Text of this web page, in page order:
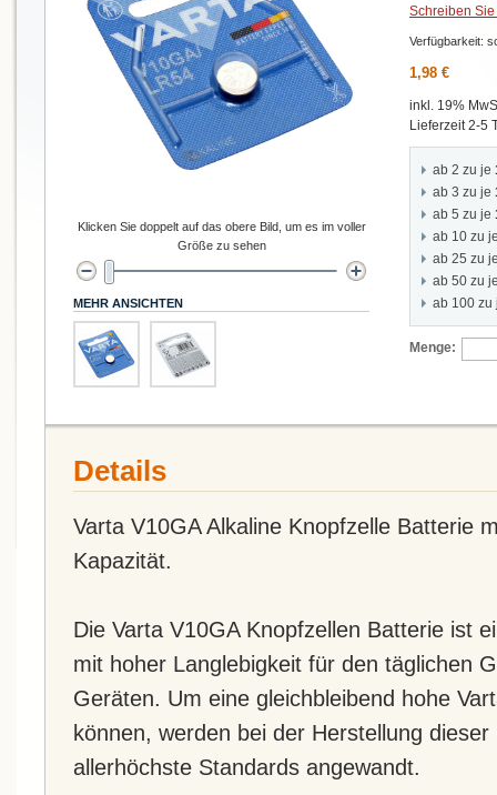
Schreiben
Verfügbarkeit:
1,98 €
inkl. 19%
Lieferzeit 2-5
ab 2 zu je
ab 3 zu je
ab 5 zu je
ab 10 zu
ab 25 zu
ab 50 zu
ab 100
Menge:
Klicken Sie doppelt auf das obere Bild, um es im voller
Größe zu sehen
MEHR ANSICHTEN
Details
Varta V10GA Alkaline Knopfzelle Batterie
Kapazität.
Die Varta V10GA Knopfzellen Batterie ist
mit hoher Langlebigkeit für den täglichen
Geräten. Um eine gleichbleibend hohe
können, werden bei der Herstellung
allerhöchste Standards angewandt.